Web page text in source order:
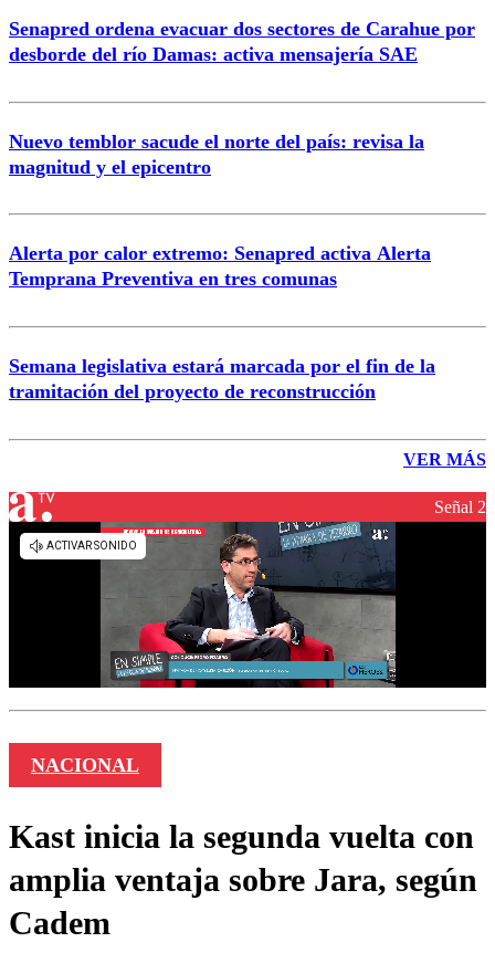
Senapred ordena evacuar dos sectores de Carahue por
desborde del río Damas: activa mensajería SAE
Nuevo temblor sacude el norte del país: revisa la
magnitud y el epicentro
Alerta por calor extremo: Senapred activa Alerta
Temprana Preventiva en tres comunas
Semana legislativa estará marcada por el fin de la
tramitación del proyecto de reconstrucción
VER MÁS
Señal 2
NACIONAL
Kast inicia la segunda vuelta con
amplia ventaja sobre Jara, según
Cadem